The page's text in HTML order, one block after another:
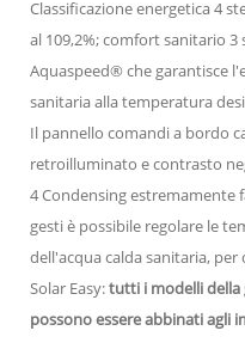
Classificazione energetica 4
al 109,2%; comfort sanitario 3
Aquaspeed® che garantisce
sanitaria alla temperatura
Il pannello comandi a bordo
retroilluminato e contrasto
4 Condensing estremamente
gesti è possibile regolare le
dell'acqua calda sanitaria, per
Solar Easy:tutti i modelli della
possono essere abbinati agli